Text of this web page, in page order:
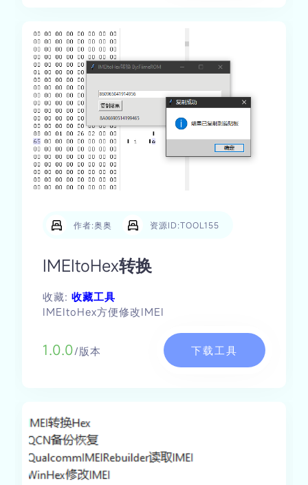
作者:奥奥 资源ID:TOOL155
IMEItoHex转换
收藏:收藏工具
IMEItoHex方便修改IMEI
1.0.0/版本 下载工具